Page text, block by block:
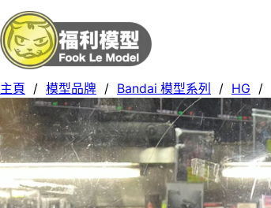
主頁 / 模型品牌 / Bandai 模型系列 / HG /